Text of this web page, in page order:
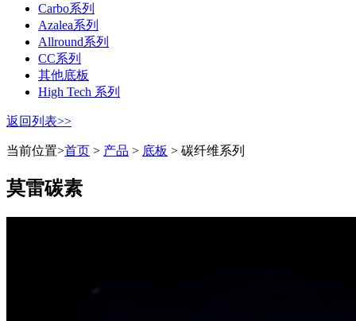
Carbo系列
Azalea系列
Allround系列
CC系列
其他底板
High Tech 系列
返回列表>>
当前位置>首页 > 产品 > 底板 > 碳纤维系列
莫雷碳素